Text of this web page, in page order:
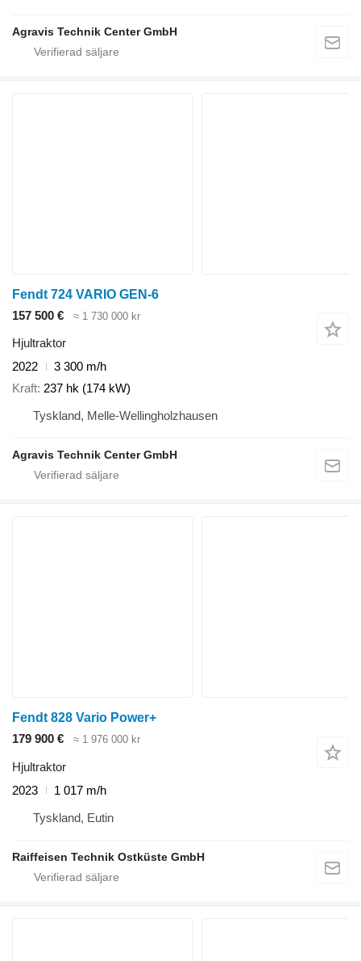
Agravis Technik Center GmbH
Fendt 724 VARIO GEN-6
157 500 €
≈ 1 730 000 kr
Hjultraktor
2022
3 300 m/h
Kraft 237 hk (174 kW)
Tyskland, Melle-Wellingholzhausen
Agravis Technik Center GmbH
Fendt 828 Vario Power+
179 900 €
≈ 1 976 000 kr
Hjultraktor
2023
1 017 m/h
Tyskland, Eutin
Raiffeisen Technik Ostküste GmbH